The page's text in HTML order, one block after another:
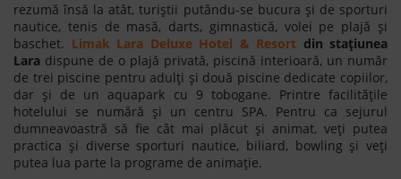
rezumă însă la atât, turiștii putându-se bucura și de sporturi
nautice, tenis de masă, darts, gimnastică, volei pe plajă și
baschet. Limak Lara Deluxe Hotel & Resort din stațiunea
Lara dispune de o plajă privată, piscină interioară, un număr
de trei piscine pentru adulți și două piscine dedicate copiilor,
dar și de un aquapark cu 9 tobogane. Printre facilitățile
hotelului se numără și un centru SPA. Pentru ca sejurul
dumneavoastră să fie cât mai plăcut și animat, veți putea
practica și diverse sporturi nautice, biliard, bowling și veți
putea lua parte la programe de animație.